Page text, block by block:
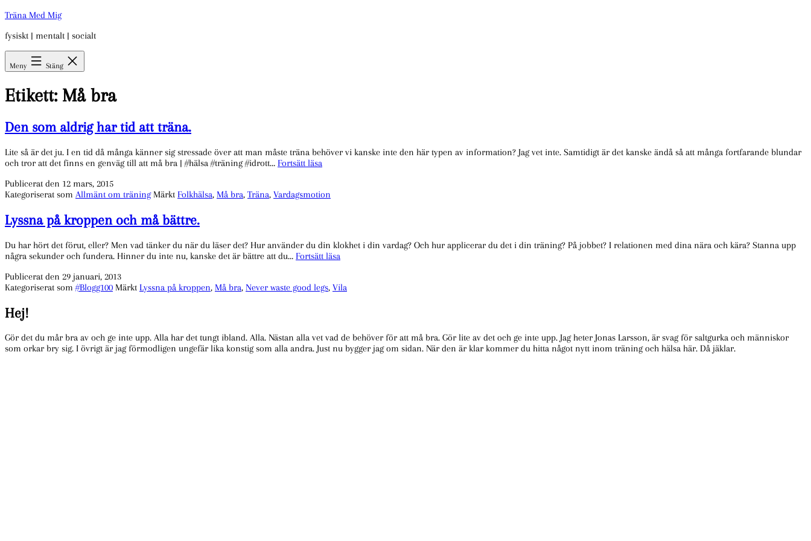
Hoppa
innehåll
Träna Med Mig
fysiskt | mentalt | socialt
Meny Stäng
Etikett: Må bra
Den som aldrig har tid att träna.
Lite så är det ju. I en tid då många känner sig stressade över att man måste träna behöver vi kanske inte den här typen av information? Jag vet inte. Samtidigt är det kanske ändå så att många fortfarande blundar
och tror att det finns en genväg till att må bra | #hälsa #träning #idrott… Fortsätt läsaDen
har
Publicerat den 12 mars, 2015
Kategoriserat som Allmänt om träning Märkt Folkhälsa, Må bra, Träna, Vardagsmotion
Lyssna på kroppen och må bättre.
Du har hört det förut, eller? Men vad tänker du när du läser det? Hur använder du din klokhet i din vardag? Och hur applicerar du det i din träning? På jobbet? I relationen med dina nära och kära? Stanna upp
några sekunder och fundera. Hinner du inte nu, kanske det är bättre att du… Fortsätt läsa
och
Publicerat den 29 januari, 2013
Kategoriserat som#Blogg100 Märkt Lyssna på kroppen, Må bra, Never waste good legs, Vila
Hej!
Gör det du mår bra av och ge inte upp. Alla har det tungt ibland. Alla. Nästan alla vet vad de behöver för att må bra. Gör lite av det och ge inte upp. Jag heter Jonas Larsson, är svag för saltgurka och människor
som orkar bry sig. I övrigt är jag förmodligen ungefär lika konstig som alla andra. Just nu bygger jag om sidan. När den är klar kommer du hitta något nytt inom träning och hälsa här. Då jäklar.